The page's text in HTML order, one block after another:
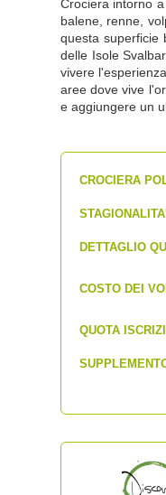
Crociera intorno
balene, renne,
questa superficie
delle Isole
vivere
aree dove vive
e aggiungere un
CROCIERA
DETTAGLIO
COSTO DEI
QUOTA